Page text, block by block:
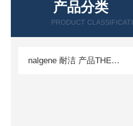
产品分类
PRODUCT
nalgene 耐洁 产品THERMO 赛默飞